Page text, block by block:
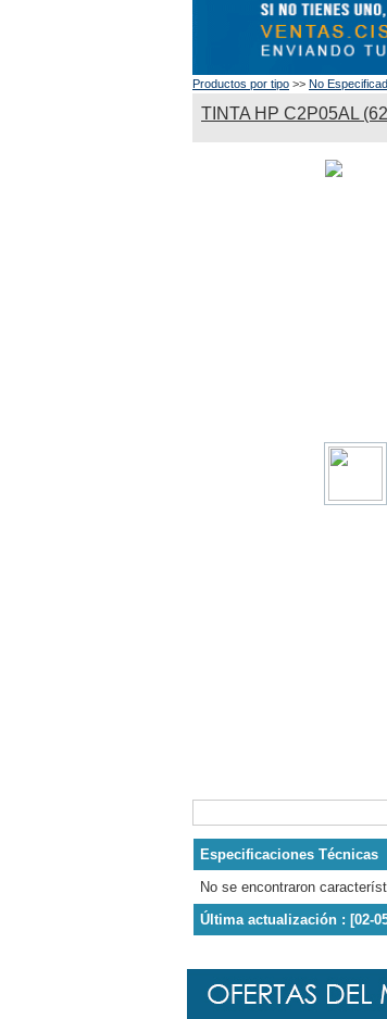
Productos por tipo >> No
TINTA HP C2P05AL
Especificaciones Técnicas
No se encontraron
Última actualización : [02-